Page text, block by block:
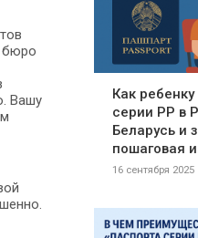
бюро
Вашу
Как
серии PP в
Беларусь и
пошаговая
16 сентября 2025